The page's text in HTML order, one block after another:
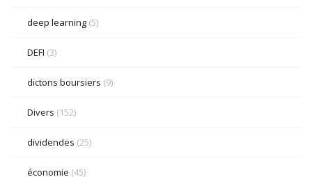
deep learning (5)
DEFI (3)
dictons boursiers (9)
Divers (152)
dividendes (25)
économie (45)